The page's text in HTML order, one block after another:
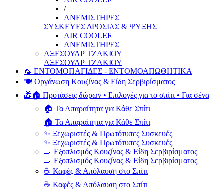
/
ΑΝΕΜΙΣΤΗΡΕΣ
ΣΥΣΚΕΥΕΣ ΔΡΟΣΙΑΣ & ΨΥΞΗΣ
AIR COOLER
ΑΝΕΜΙΣΤΗΡΕΣ
ΑΞΕΣΟΥΑΡ ΤΖΑΚΙΟΥ
ΑΞΕΣΟΥΑΡ ΤΖΑΚΙΟΥ
🦟 ΕΝΤΟΜΟΠΑΓΙΔΕΣ - ΕΝΤΟΜΟΑΠΩΘΗΤΙΚΑ
🍽️ Οργάνωση Κουζίνας & Είδη Σερβιρίσματος
🎁🏠 Προτάσεις δώρων • Επιλογές για το σπίτι • Για σένα
🏠 Τα Απαραίτητα για Κάθε Σπίτι
🏠 Τα Απαραίτητα για Κάθε Σπίτι
✨ Ξεχωριστές & Πρωτότυπες Συσκευές
✨ Ξεχωριστές & Πρωτότυπες Συσκευές
🍳 Εξοπλισμός Κουζίνας & Είδη Σερβιρίσματος
🍳 Εξοπλισμός Κουζίνας & Είδη Σερβιρίσματος
☕ Καφές & Απόλαυση στο Σπίτι
☕ Καφές & Απόλαυση στο Σπίτι